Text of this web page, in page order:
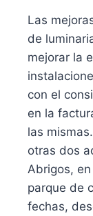
Las
de
mejorar la
con el
en la
las
otras dos
Abrigos,
parque de
fechas,